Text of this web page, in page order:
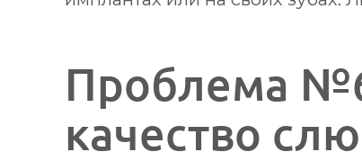
Проблема
качество